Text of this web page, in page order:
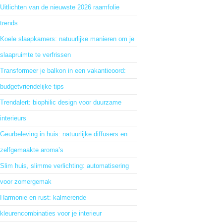
Uitlichten van de nieuwste 2026 raamfolie
trends
Koele slaapkamers: natuurlijke manieren om je
slaapruimte te verfrissen
Transformeer je balkon in een vakantieoord:
budgetvriendelijke tips
Trendalert: biophilic design voor duurzame
interieurs
Geurbeleving in huis: natuurlijke diffusers en
zelfgemaakte aroma’s
Slim huis, slimme verlichting: automatisering
voor zomergemak
Harmonie en rust: kalmerende
kleurencombinaties voor je interieur